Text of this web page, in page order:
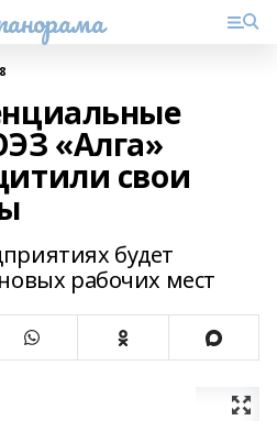
«Алга»
свои
будет
рабочих мест